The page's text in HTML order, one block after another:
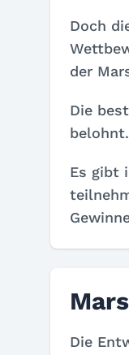
Doch
der
Die
Es gibt
Die